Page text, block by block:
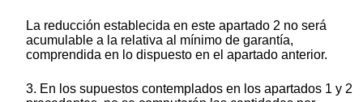
La reducción establecida en este apartado 2 no será
acumulable a la relativa al mínimo de garantía,
comprendida en lo dispuesto en el apartado anterior.
3. En los supuestos contemplados en los apartados 1 y 2